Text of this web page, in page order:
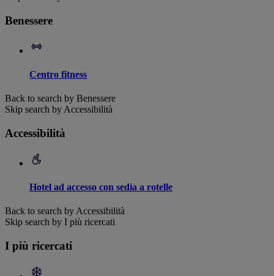
Benessere
Centro fitness
Back to search by Benessere
Skip search by Accessibilità
Accessibilità
Hotel ad accesso con sedia a rotelle
Back to search by Accessibilità
Skip search by I più ricercati
I più ricercati